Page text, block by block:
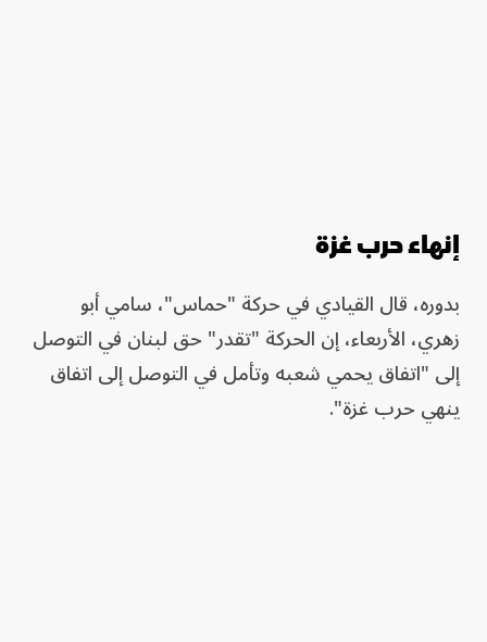
إنهاء حرب غزة
بدوره، قال القيادي في حركة "حماس"، سامي أبو
زهري، الأربعاء، إن الحركة "تقدر" حق لبنان في التوصل
إلى "اتفاق يحمي شعبه وتأمل في التوصل إلى اتفاق
ينهي حرب غزة".